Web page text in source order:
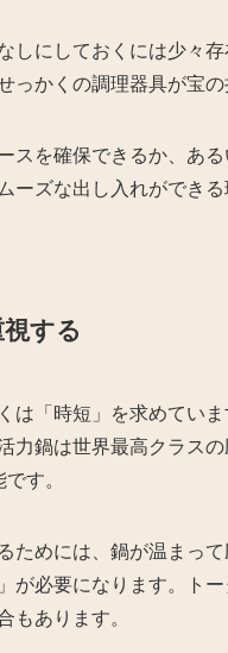
しにしておくには少々
っかくの調理器具が宝
スを確保できるか、あ
ーズな出し入れができ
する
は「時短」を求めてい
力鍋は世界最高クラス
す。
ためには、鍋が温まっ
が必要になります。ト
もあります。